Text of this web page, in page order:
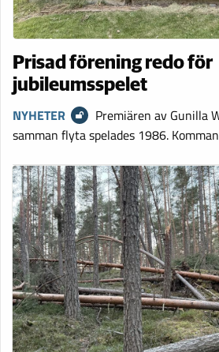
Prisad förening redo för
jubileumsspelet
NYHETER
Premiären av Gunilla
samman flyta spelades 1986.